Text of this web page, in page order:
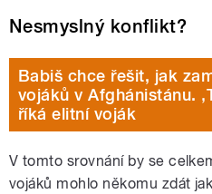
Nesmyslný konflikt?
Babiš chce řešit, jak
vojáků v Afghánistánu.
říká elitní voják
V tomto srovnání by se
vojáků mohlo někomu zdát